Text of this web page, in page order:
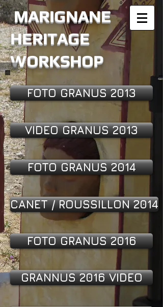
MARIGNANE
HERITAGE
WORKSHOP
FOTO GRANUS 2013
VIDEO GRANUS 2013
FOTO GRANUS 2014
CANET / ROUSSILLON 2014
FOTO GRANUS 2016
GRANNUS 2016 VIDEO